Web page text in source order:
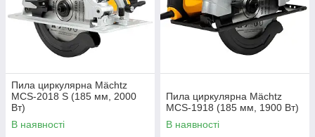
Пила циркулярна Mächtz
MCS‑2018 S (185 мм, 2000
Вт)
В наявності
Пила циркулярна Mächtz
MCS-1918 (185 мм, 1900 Вт)
В наявності